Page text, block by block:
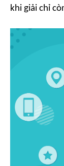
khi giải chỉ